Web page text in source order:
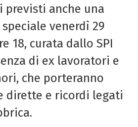
previsti anche una
venerdì 29
18, curata dallo SPI
di ex lavoratori e
che porteranno
dirette e ricordi legati